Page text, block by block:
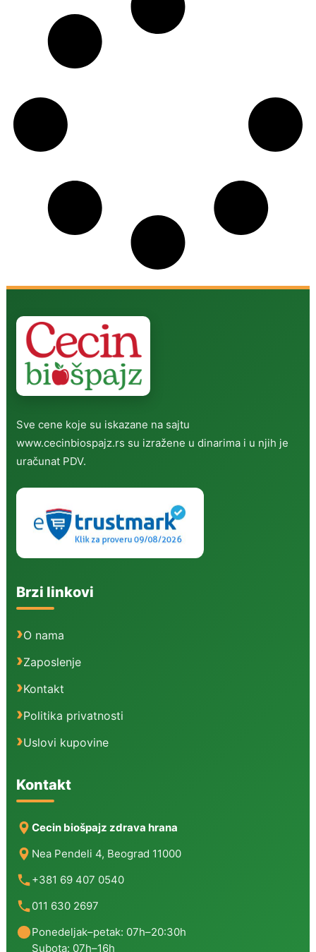
Sve cene koje su iskazane na sajtu
www.cecinbiospajz.rs su izražene u dinarima i u njih je
uračunat PDV.
Brzi linkovi
O nama
Zaposlenje
Kontakt
Politika privatnosti
Uslovi kupovine
Kontakt
Cecin biošpajz zdrava hrana
Nea Pendeli 4, Beograd 11000
+381 69 407 0540
011 630 2697
Ponedeljak–petak: 07h–20:30h
Subota: 07h–16h